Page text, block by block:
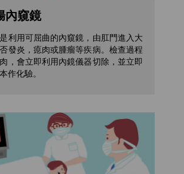
內窺鏡
利用可屈曲的內窺鏡，由肛門進入大
發炎，瘜肉或腫瘤等疾病。檢查過程
，會立即利用內鏡儀器切除，並立即
作化驗。